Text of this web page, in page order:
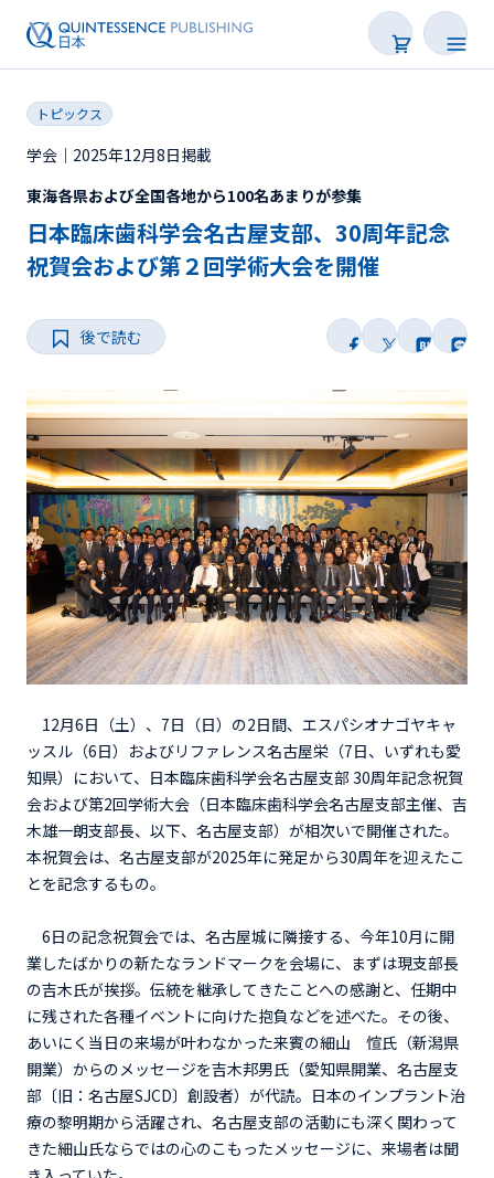
新着
連載
Web限定
後で読む
トピックス
学会｜2025年12月8日掲載
東海各県および全国各地から100名あまりが参集
日本臨床歯科学会名古屋支部、30周年記念
祝賀会および第２回学術大会を開催
後で読む
12月6日（土）、7日（日）の2日間、エスパシオナゴヤキャ
ッスル（6日）およびリファレンス名古屋栄（7日、いずれも愛
知県）において、日本臨床歯科学会名古屋支部 30周年記念祝賀
会および第2回学術大会（日本臨床歯科学会名古屋支部主催、吉
木雄一朗支部長、以下、名古屋支部）が相次いで開催された。
本祝賀会は、名古屋支部が2025年に発足から30周年を迎えたこ
とを記念するもの。
6日の記念祝賀会では、名古屋城に隣接する、今年10月に開
業したばかりの新たなランドマークを会場に、まずは現支部長
の吉木氏が挨拶。伝統を継承してきたことへの感謝と、任期中
に残された各種イベントに向けた抱負などを述べた。その後、
あいにく当日の来場が叶わなかった来賓の細山 愃氏（新潟県
開業）からのメッセージを吉木邦男氏（愛知県開業、名古屋支
部〔旧：名古屋SJCD〕創設者）が代読。日本のインプラント治
療の黎明期から活躍され、名古屋支部の活動にも深く関わって
きた細山氏ならではの心のこもったメッセージに、来場者は聞